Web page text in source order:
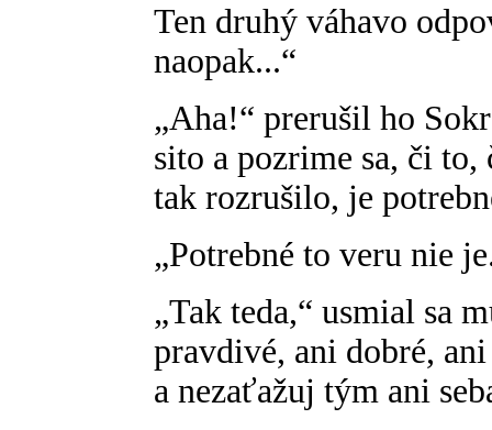
Ten druhý váhavo
naopak...“
„Aha!“ prerušil ho
sito a pozrime sa, či
tak rozrušilo, je
„Potrebné to veru nie
„Tak teda,“ usmial sa
pravdivé, ani dobré,
a nezaťažuj tým ani